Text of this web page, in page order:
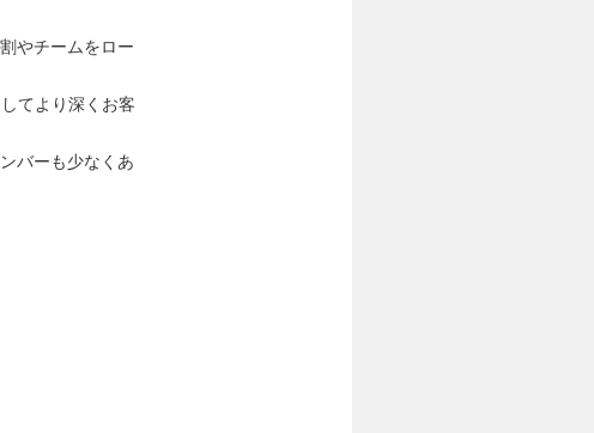
やチームをロー
てより深くお客
バーも少なくあ